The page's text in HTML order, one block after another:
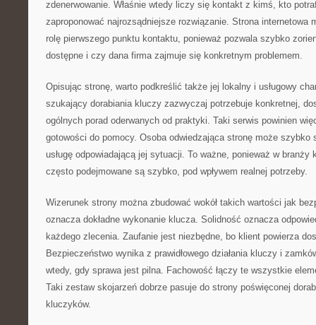
zdenerwowanie. Właśnie wtedy liczy się kontakt z kimś, kto
zaproponować najrozsądniejsze rozwiązanie. Strona internetowa
rolę pierwszego punktu kontaktu, ponieważ pozwala szybko
dostępne i czy dana firma zajmuje się konkretnym problemem.
Opisując stronę, warto podkreślić także jej lokalny i usługowy
szukający dorabiania kluczy zazwyczaj potrzebuje konkretnej,
ogólnych porad oderwanych od praktyki. Taki serwis powinien
gotowości do pomocy. Osoba odwiedzająca stronę może
usługę odpowiadającą jej sytuacji. To ważne, ponieważ w
często podejmowane są szybko, pod wpływem realnej potrzeby.
Wizerunek strony można zbudować wokół takich wartości jak
oznacza dokładne wykonanie klucza. Solidność oznacza
każdego zlecenia. Zaufanie jest niezbędne, bo klient powierza
Bezpieczeństwo wynika z prawidłowego działania kluczy i
wtedy, gdy sprawa jest pilna. Fachowość łączy te wszystkie
Taki zestaw skojarzeń dobrze pasuje do strony poświęconej
kluczyków.